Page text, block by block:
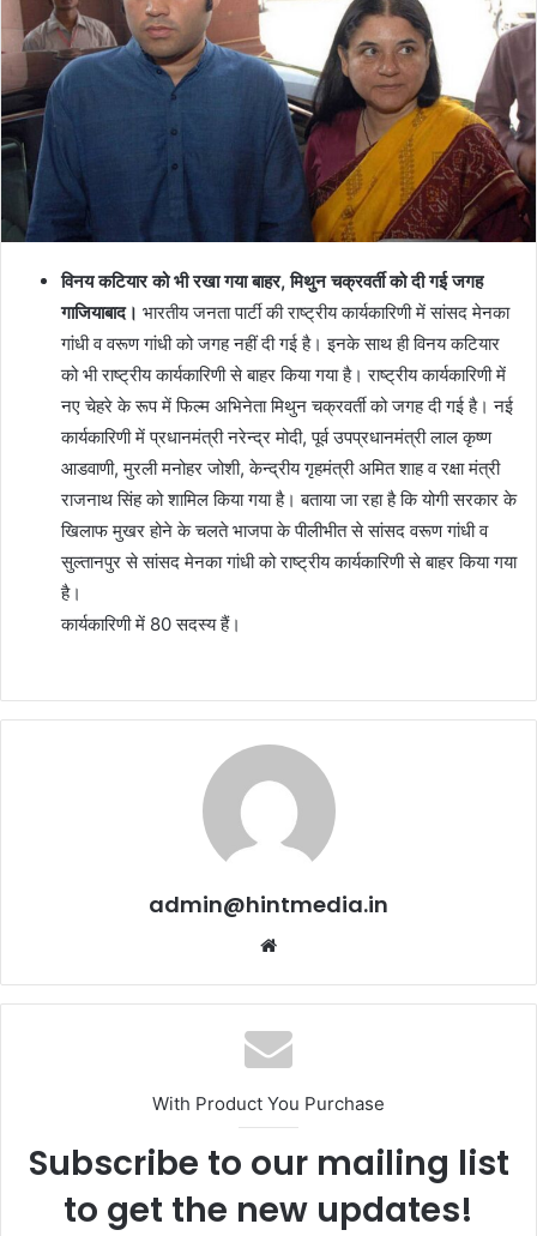
विनय कटियार को भी रखा गया बाहर, मिथुन चक्रवर्ती को दी गई जगह
गाजियाबाद। भारतीय जनता पार्टी की राष्ट्रीय कार्यकारिणी में सांसद मेनका
गांधी व वरूण गांधी को जगह नहीं दी गई है। इनके साथ ही विनय कटियार
को भी राष्ट्रीय कार्यकारिणी से बाहर किया गया है। राष्ट्रीय कार्यकारिणी में
नए चेहरे के रूप में फिल्म अभिनेता मिथुन चक्रवर्ती को जगह दी गई है। नई
कार्यकारिणी में प्रधानमंत्री नरेन्द्र मोदी, पूर्व उपप्रधानमंत्री लाल कृष्ण
आडवाणी, मुरली मनोहर जोशी, केन्द्रीय गृहमंत्री अमित शाह व रक्षा मंत्री
राजनाथ सिंह को शामिल किया गया है। बताया जा रहा है कि योगी सरकार के
खिलाफ मुखर होने के चलते भाजपा के पीलीभीत से सांसद वरूण गांधी व
सुल्तानपुर से सांसद मेनका गांधी को राष्ट्रीय कार्यकारिणी से बाहर किया गया
है।
कार्यकारिणी में 80 सदस्य हैं।
admin@hintmedia.in
With Product You Purchase
Subscribe to our mailing list
to get the new updates!